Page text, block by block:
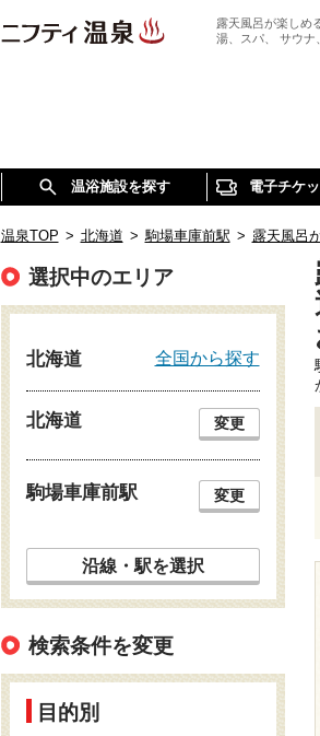
露天風呂が楽しめ
湯、スパ、 サウナ
温浴施設を探す 電子チケ
温泉TOP > 北海道 > 駒場車庫前駅 > 露天風呂
選択中のエリア
北海道 全国から探す
北海道 変更
駒場車庫前駅 変更
沿線・駅を選択
検索条件を変更
目的別